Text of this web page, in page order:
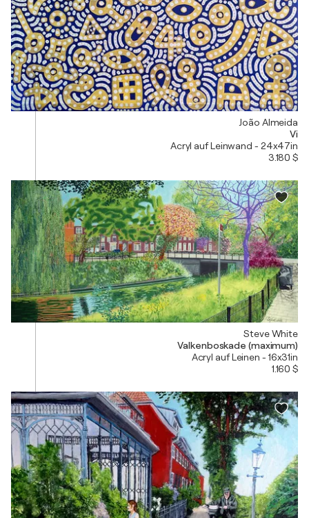
João Almeida
Vi
Acryl auf Leinwand - 24x47in
3.180 $
Steve White
Valkenboskade (maximum)
Acryl auf Leinen - 16x31in
1.160 $